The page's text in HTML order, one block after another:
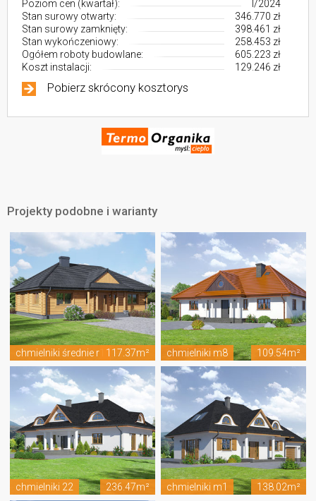
Poziom cen (kwartał):
I/2024
Stan surowy otwarty:
346.770 zł
Stan surowy zamknięty:
398.461 zł
Stan wykończeniowy:
258.453 zł
Ogółem roboty budowlane:
605.223 zł
Koszt instalacji:
129.246 zł
Pobierz skrócony kosztorys
Projekty podobne i warianty
chmielniki średnie r1 117.37m² chmielniki m8 109.54m²
chmielniki 22 236.47m² chmielniki m1 138.02m²